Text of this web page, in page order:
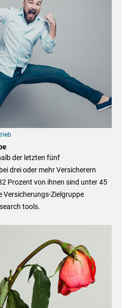
der letzten fünf
drei oder mehr Versicherern
Prozent von ihnen sind unter 45
Versicherungs-Zielgruppe
tools.